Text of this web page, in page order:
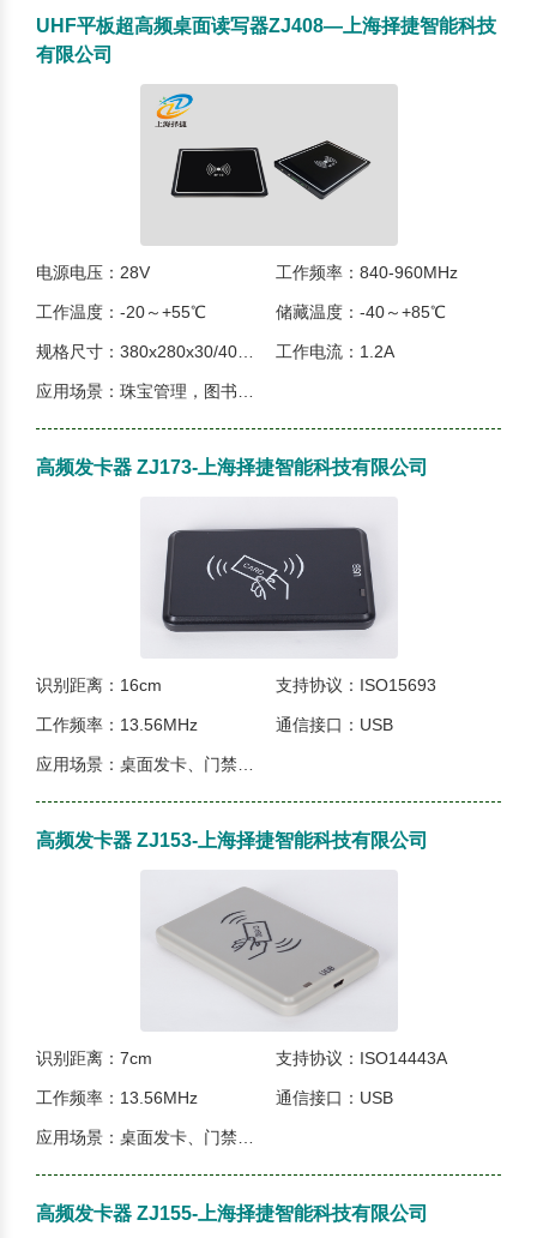
UHF平板超高频桌面读写器ZJ408—上海择捷智能科技
有限公司
电源电压：28V 工作频率：840-960MHz
工作温度：-20～+55℃ 储藏温度：-40～+85℃
工作电流：1.2A
高频发卡器 ZJ173-上海择捷智能科技有限公司
识别距离：16cm 支持协议：ISO15693
工作频率：13.56MHz 通信接口：USB
高频发卡器 ZJ153-上海择捷智能科技有限公司
识别距离：7cm 支持协议：ISO14443A
工作频率：13.56MHz 通信接口：USB
高频发卡器 ZJ155-上海择捷智能科技有限公司